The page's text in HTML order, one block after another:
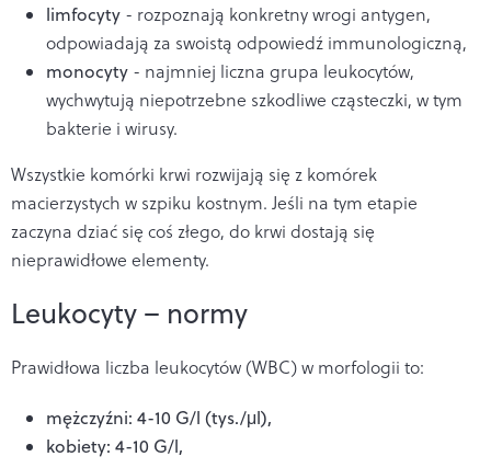
limfocyty - rozpoznają konkretny wrogi antygen,
odpowiadają za swoistą odpowiedź immunologiczną,
monocyty - najmniej liczna grupa leukocytów,
wychwytują niepotrzebne szkodliwe cząsteczki, w tym
bakterie i wirusy.
Wszystkie komórki krwi rozwijają się z komórek
macierzystych w szpiku kostnym. Jeśli na tym etapie
zaczyna dziać się coś złego, do krwi dostają się
nieprawidłowe elementy.
Leukocyty – normy
Prawidłowa liczba leukocytów (WBC) w morfologii to:
mężczyźni: 4-10 G/l (tys./μl),
kobiety: 4-10 G/l,